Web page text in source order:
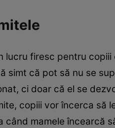
lucru firesc pentru
simt că pot să nu se
ci doar că el se
copiii vor încerca
când mamele încearcă